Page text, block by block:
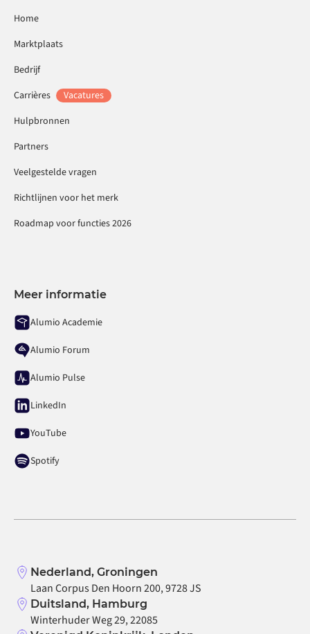
Home
Marktplaats
Bedrijf
Carrières
Vacatures
Hulpbronnen
Partners
Veelgestelde vragen
Richtlijnen voor het merk
Roadmap voor functies 2026
Meer informatie
Alumio Academie
Alumio Forum
Alumio Pulse
LinkedIn
YouTube
Spotify
Nederland, Groningen
Laan Corpus Den Hoorn 200, 9728 JS
Duitsland, Hamburg
Winterhuder Weg 29, 22085